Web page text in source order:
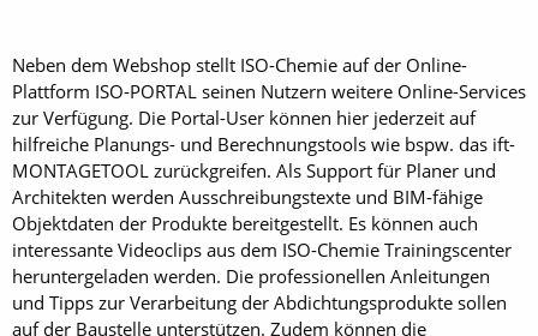
Neben dem Webshop stellt ISO-Chemie auf der Online-
Plattform ISO-PORTAL seinen Nutzern weitere Online-Services
zur Verfügung. Die Portal-User können hier jederzeit auf
hilfreiche Planungs- und Berechnungstools wie bspw. das ift-
MONTAGETOOL zurückgreifen. Als Support für Planer und
Architekten werden Ausschreibungstexte und BIM-fähige
Objektdaten der Produkte bereitgestellt. Es können auch
interessante Videoclips aus dem ISO-Chemie Trainingscenter
heruntergeladen werden. Die professionellen Anleitungen
und Tipps zur Verarbeitung der Abdichtungsprodukte sollen
auf der Baustelle unterstützen. Zudem können die